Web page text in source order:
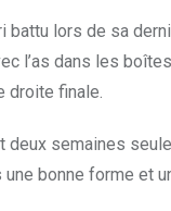
battu lors de sa
l’as dans les
droite finale.
deux semaines
bonne forme et